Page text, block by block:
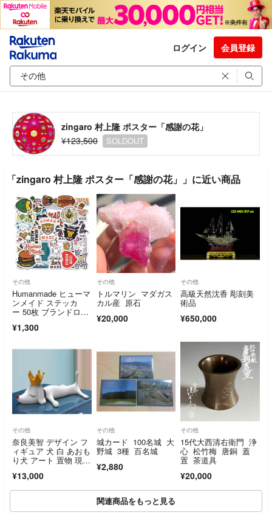
ログイン 会員登録
zingaro 村上隆 ポスター「感謝の花」
¥123,500
SOLDOUT
「zingaro 村上隆 ポスター「感謝の花」」に近い商品
その他
Humanmade ヒューマ
ンメイド ステッカ
ー 50枚 ブランドロ
¥1,300
その他
トルマリン マダガス
カル産 原石
¥20,000
その他
高級天然沈香 彫刻美
術品
¥650,000
その他
奈良美智 デザイン フ
ィギュア 犬 白 あおも
り犬 アート 置物 現代
ト
¥13,000
その他
城カード 100名城 大
野城 3種 百名城
¥2,880
その他
15代大西清右衛門 浄
心 松竹梅 唐銅 蓋
置 茶道具
¥20,000
関連商品をもっと見る